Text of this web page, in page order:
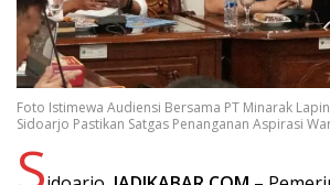
Foto Istimewa Audiensi Bersama PT Minarak
Sidoarjo Pastikan Satgas Penanganan Aspirasi
S